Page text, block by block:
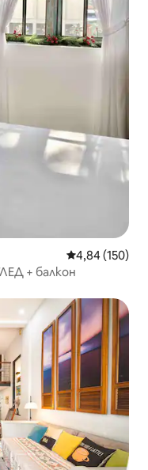
Средна
4,84 (150)
+ балкон